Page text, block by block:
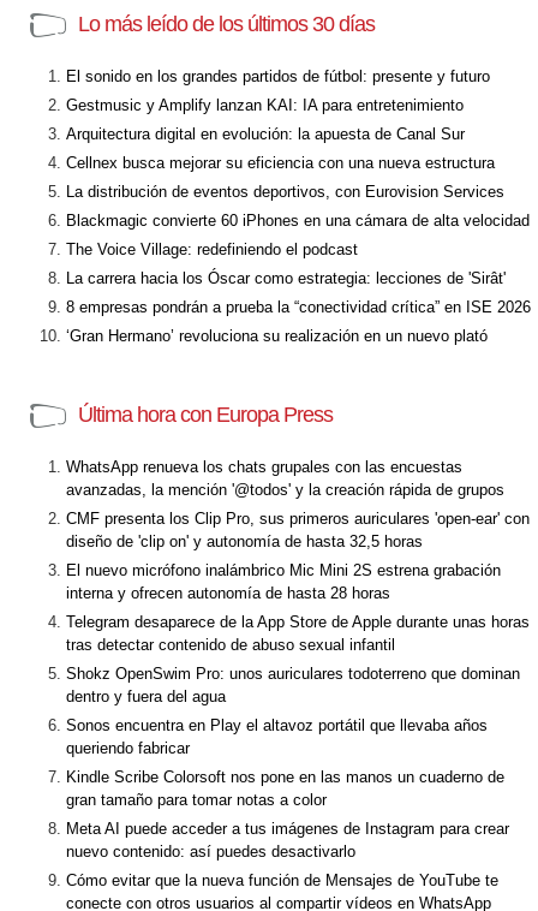
Lo más leído de los últimos 30 días
El sonido en los grandes partidos de fútbol: presente y futuro
Gestmusic y Amplify lanzan KAI: IA para entretenimiento
Arquitectura digital en evolución: la apuesta de Canal Sur
Cellnex busca mejorar su eficiencia con una nueva estructura
La distribución de eventos deportivos, con Eurovision Services
Blackmagic convierte 60 iPhones en una cámara de alta velocidad
The Voice Village: redefiniendo el podcast
La carrera hacia los Óscar como estrategia: lecciones de 'Sirât'
8 empresas pondrán a prueba la “conectividad crítica” en ISE 2026
‘Gran Hermano’ revoluciona su realización en un nuevo plató
Última hora con Europa Press
WhatsApp renueva los chats grupales con las encuestas
avanzadas, la mención '@todos' y la creación rápida de grupos
CMF presenta los Clip Pro, sus primeros auriculares 'open-ear' con
diseño de 'clip on' y autonomía de hasta 32,5 horas
El nuevo micrófono inalámbrico Mic Mini 2S estrena grabación
interna y ofrecen autonomía de hasta 28 horas
Telegram desaparece de la App Store de Apple durante unas horas
tras detectar contenido de abuso sexual infantil
Shokz OpenSwim Pro: unos auriculares todoterreno que dominan
dentro y fuera del agua
Sonos encuentra en Play el altavoz portátil que llevaba años
queriendo fabricar
Kindle Scribe Colorsoft nos pone en las manos un cuaderno de
gran tamaño para tomar notas a color
Meta AI puede acceder a tus imágenes de Instagram para crear
nuevo contenido: así puedes desactivarlo
Cómo evitar que la nueva función de Mensajes de YouTube te
conecte con otros usuarios al compartir vídeos en WhatsApp